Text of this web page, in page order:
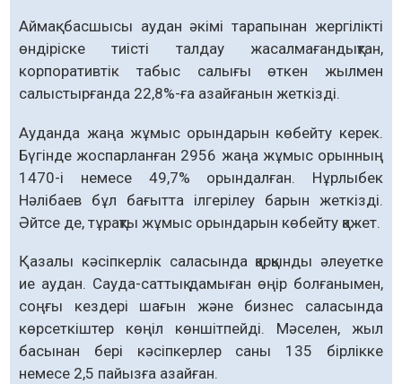
Аймақ басшысы аудан әкімі тарапынан жергілікті
өндіріске тиісті талдау жасалмағандықтан,
корпоративтік табыс салығы өткен жылмен
салыстырғанда 22,8%-ға азайғанын жеткізді.
Ауданда жаңа жұмыс орындарын көбейту керек.
Бүгінде жоспарланған 2956 жаңа жұмыс орынның
1470-і немесе 49,7% орындалған. Нұрлыбек
Нәлібаев бұл бағытта ілгерілеу барын жеткізді.
Әйтсе де, тұрақты жұмыс орындарын көбейту қажет.
Қазалы кәсіпкерлік саласында қарқынды әлеуетке
ие аудан. Сауда-саттық дамыған өңір болғанымен,
соңғы кездері шағын және бизнес саласында
көрсеткіштер көңіл көншітпейді. Мәселен, жыл
басынан бері кәсіпкерлер саны 135 бірлікке
немесе 2,5 пайызға азайған.